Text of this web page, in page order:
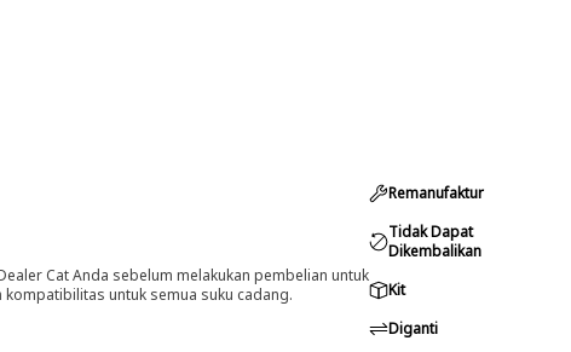
Cat Anda sebelum melakukan pembelian untuk
untuk semua suku cadang.
Remanufaktur
Tidak Dapat
Dikembalikan
Kit
Diganti